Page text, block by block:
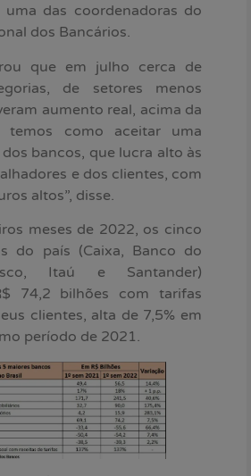
das coordenadoras do
dos Bancários.
que em julho cerca de
de setores menos
aumento real, acima da
temos como aceitar uma
bancos, que lucra alto às
e dos clientes, com
altos”, disse.
meses de 2022, os cinco
do país (Caixa, Banco do
Itaú e Santander)
74,2 bilhões com tarifas
clientes, alta de 7,5% em
período de 2021.